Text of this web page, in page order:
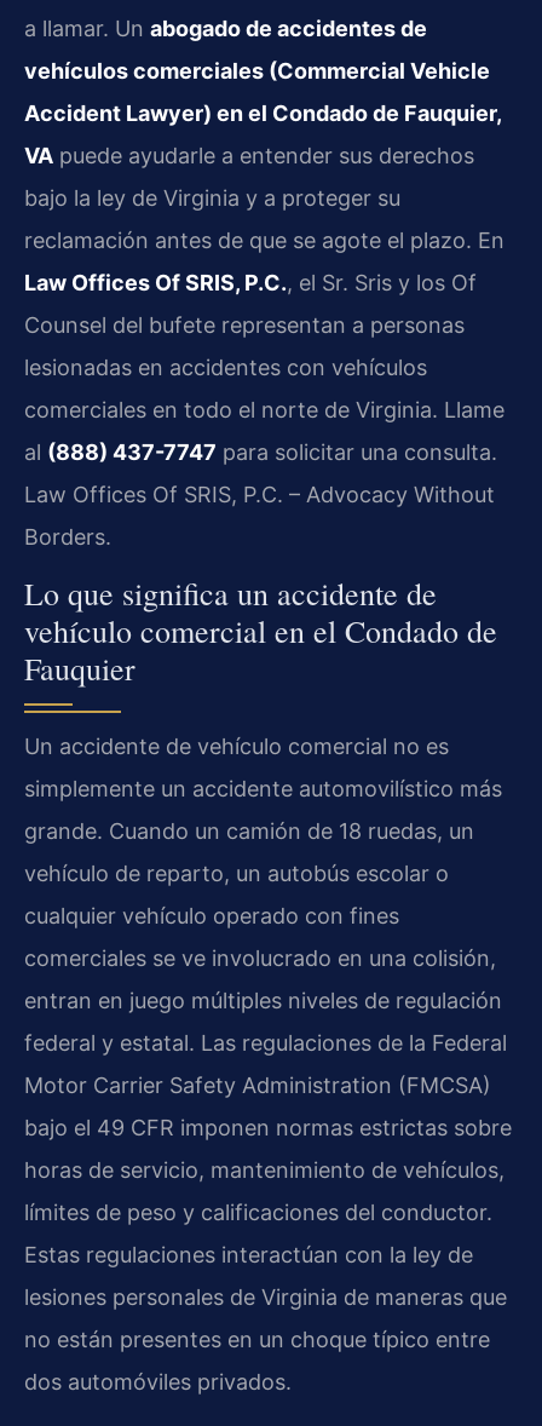
a llamar. Un abogado de accidentes de
vehículos comerciales (Commercial Vehicle
Accident Lawyer) en el Condado de Fauquier,
VA puede ayudarle a entender sus derechos
bajo la ley de Virginia y a proteger su
reclamación antes de que se agote el plazo. En
Law Offices Of SRIS, P.C., el Sr. Sris y los Of
Counsel del bufete representan a personas
lesionadas en accidentes con vehículos
comerciales en todo el norte de Virginia. Llame
al (888) 437-7747 para solicitar una consulta.
Law Offices Of SRIS, P.C. – Advocacy Without
Borders.
Lo que significa un accidente de
vehículo comercial en el Condado de
Fauquier
Un accidente de vehículo comercial no es
simplemente un accidente automovilístico más
grande. Cuando un camión de 18 ruedas, un
vehículo de reparto, un autobús escolar o
cualquier vehículo operado con fines
comerciales se ve involucrado en una colisión,
entran en juego múltiples niveles de regulación
federal y estatal. Las regulaciones de la Federal
Motor Carrier Safety Administration (FMCSA)
bajo el 49 CFR imponen normas estrictas sobre
horas de servicio, mantenimiento de vehículos,
límites de peso y calificaciones del conductor.
Estas regulaciones interactúan con la ley de
lesiones personales de Virginia de maneras que
no están presentes en un choque típico entre
dos automóviles privados.